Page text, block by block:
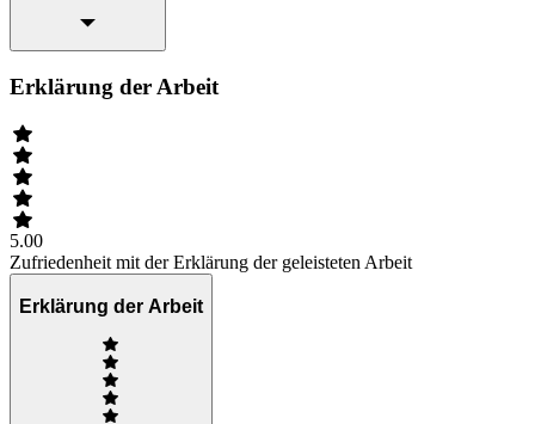
Erklärung der Arbeit
5.00
Zufriedenheit mit der Erklärung der geleisteten Arbeit
Erklärung der Arbeit